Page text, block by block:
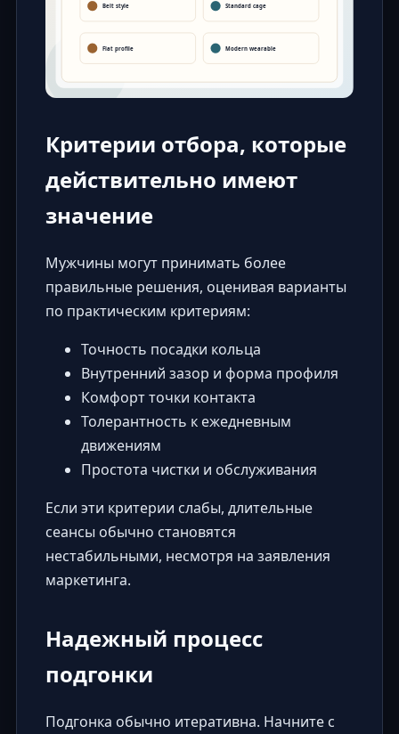
Критерии отбора, которые
действительно имеют
значение
Мужчины могут принимать более
правильные решения, оценивая варианты
по практическим критериям:
Точность посадки кольца
Внутренний зазор и форма профиля
Комфорт точки контакта
Толерантность к ежедневным
движениям
Простота чистки и обслуживания
Если эти критерии слабы, длительные
сеансы обычно становятся
нестабильными, несмотря на заявления
маркетинга.
Надежный процесс
подгонки
Подгонка обычно итеративна. Начните с